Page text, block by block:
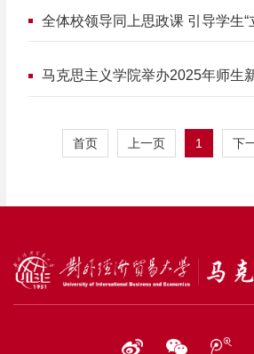
全体校领导同上思政课 引导学生“
强国大志向 做挺膺担当奋斗者”
马克思主义学院举办2025年师生
欢会
首页 上一页 1 下